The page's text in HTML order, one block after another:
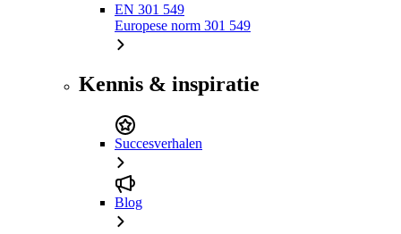
EN 301 549
Europese norm 301 549
Kennis & inspiratie
Succesverhalen
Blog